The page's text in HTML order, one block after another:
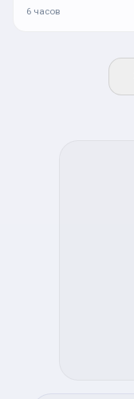
6 часов